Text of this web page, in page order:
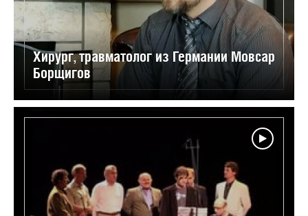
Хирург, травматолог из Германии Мовсар
Борщигов